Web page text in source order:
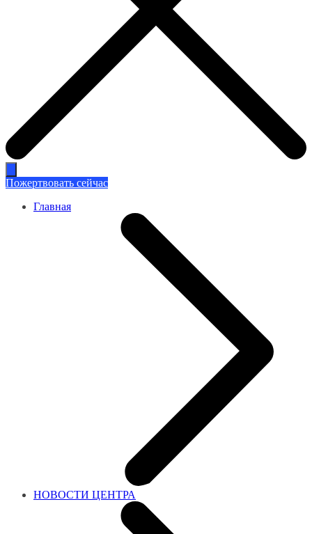
Пожертвовать сейчас
Главная
НОВОСТИ ЦЕНТРА